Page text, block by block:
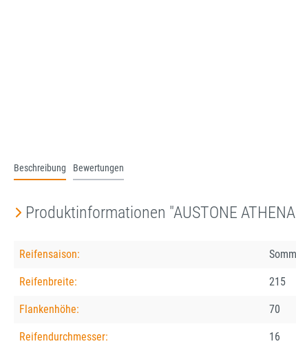
Beschreibung Bewertungen
Produktinformationen "AUSTONE
Reifensaison:
Reifenbreite: 215
Flankenhöhe: 70
Reifendurchmesser: 16